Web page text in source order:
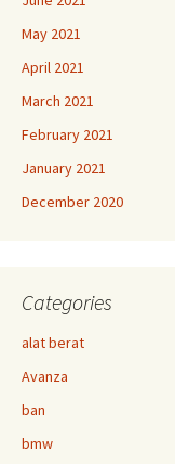
May 2021
April 2021
March 2021
February 2021
January 2021
December 2020
Categories
alat berat
Avanza
ban
bmw